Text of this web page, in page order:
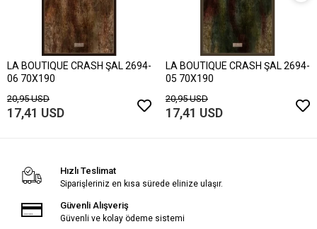
LA BOUTIQUE CRASH ŞAL 2694-
06 70X190
20,95 USD
17,41 USD
LA BOUTIQUE CRASH ŞAL 2694-
05 70X190
20,95 USD
17,41 USD
Hızlı Teslimat
Siparişleriniz en kısa sürede elinize ulaşır.
Güvenli Alışveriş
Güvenli ve kolay ödeme sistemi